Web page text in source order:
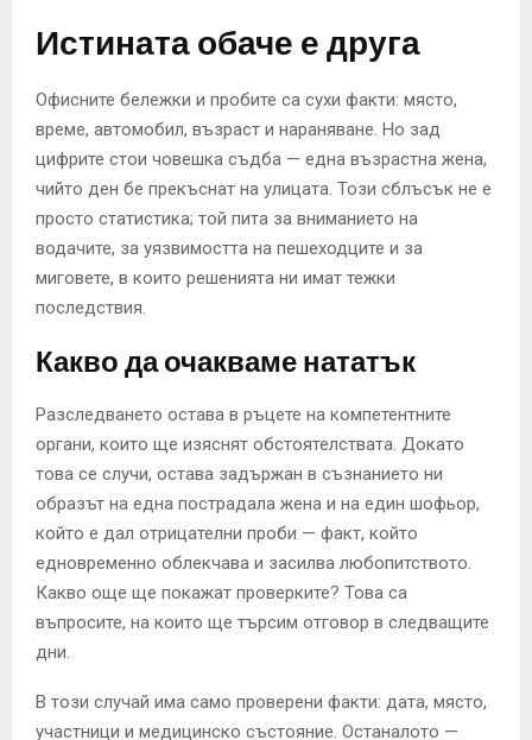
Истината обаче е друга
Офисните бележки и пробите са сухи факти: място,
време, автомобил, възраст и нараняване. Но зад
цифрите стои човешка съдба — една възрастна жена,
чийто ден бе прекъснат на улицата. Този сблъсък не е
просто статистика; той пита за вниманието на
водачите, за уязвимостта на пешеходците и за
миговете, в които решенията ни имат тежки
последствия.
Какво да очакваме нататък
Разследването остава в ръцете на компетентните
органи, които ще изяснят обстоятелствата. Докато
това се случи, остава задържан в съзнанието ни
образът на една пострадала жена и на един шофьор,
който е дал отрицателни проби — факт, който
едновременно облекчава и засилва любопитството.
Какво още ще покажат проверките? Това са
въпросите, на които ще търсим отговор в следващите
дни.
В този случай има само проверени факти: дата, място,
участници и медицинско състояние. Останалото —